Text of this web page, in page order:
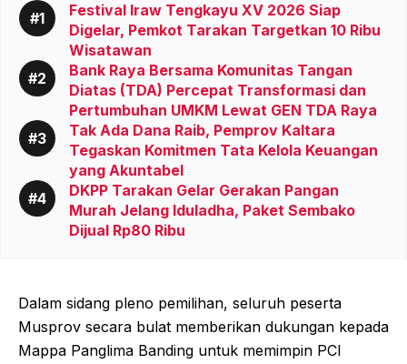
Festival Iraw Tengkayu XV 2026 Siap
Digelar, Pemkot Tarakan Targetkan 10 Ribu
Wisatawan
Bank Raya Bersama Komunitas Tangan
Diatas (TDA) Percepat Transformasi dan
Pertumbuhan UMKM Lewat GEN TDA Raya
Tak Ada Dana Raib, Pemprov Kaltara
Tegaskan Komitmen Tata Kelola Keuangan
yang Akuntabel
DKPP Tarakan Gelar Gerakan Pangan
Murah Jelang Iduladha, Paket Sembako
Dijual Rp80 Ribu
Dalam sidang pleno pemilihan, seluruh peserta
Musprov secara bulat memberikan dukungan kepada
Mappa Panglima Banding untuk memimpin PCI